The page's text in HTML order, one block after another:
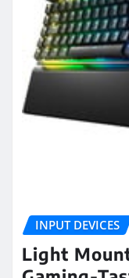
INPUT DEVICES
Light